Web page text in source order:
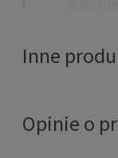
Cena
Inne
Opinie o